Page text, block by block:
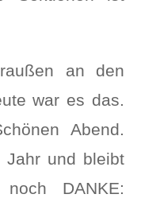
an den
war es das.
Abend.
Jahr und bleibt
DANKE: